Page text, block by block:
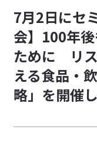
特定商取引法に
情報セキュリ
カスタマーハ
7月2日にセ
会】100年
ために リ
える食品・
略」を開催